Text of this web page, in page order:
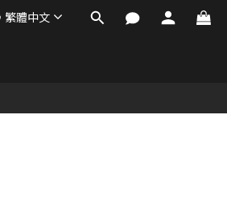
繁體中文
立即購買